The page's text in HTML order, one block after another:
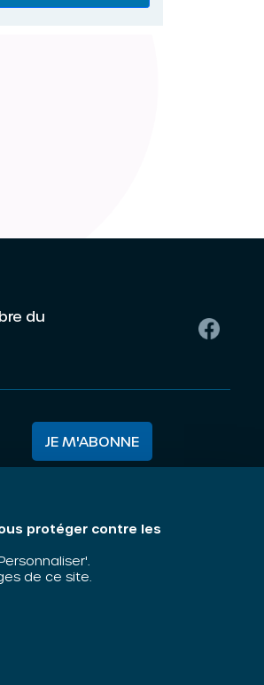
du
JE M'ABONNE
protéger contre les
de ce site.